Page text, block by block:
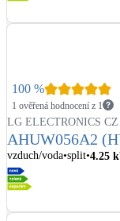
100%
1 ověřená hodnocení z 1
LG ELECTRONICS CZ
AHUW056A2
(HN0914.NK2)
vzduch/voda split 4.25